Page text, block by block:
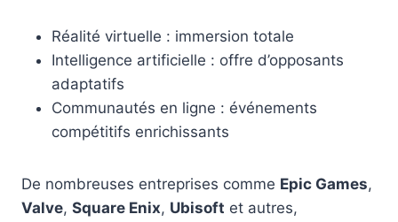
Réalité virtuelle : immersion totale
Intelligence artificielle : offre d’opposants
adaptatifs
Communautés en ligne : événements
compétitifs enrichissants
De nombreuses entreprises comme Epic Games,
Valve, Square Enix, Ubisoft et autres,